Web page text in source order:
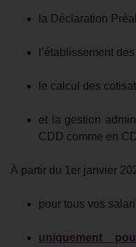
la Déclaration
l’établissement
le calcul des
et la gestion
CDD comme en
À partir du 1er janvier
pour tous vos
uniquement